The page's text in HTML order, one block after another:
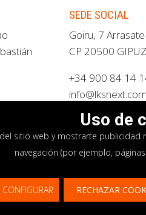
SEDE SOCIAL
Goiru, 7
CP 20500
+34 900 84 14
info@lksnext.com
privacidad Política de
¿Te gustaría saber
Uso de
sitio web y mostrarte
navegación (por ejemplo,
CONFIGURAR RECHAZAR